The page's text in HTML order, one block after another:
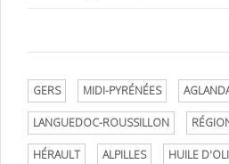
GERS MIDI-PYRÉNÉES
LANGUEDOC-ROUSSILLON
HÉRAULT ALPILLES HUILE